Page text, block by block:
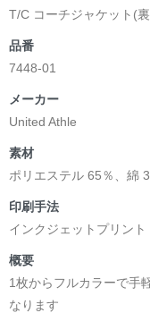
T/C コーチジャケット(
品番
7448-01
メーカー
United Athle
素材
ポリエステル 65％、綿
印刷手法
インクジェットプリント
概要
1枚からフルカラーで手
なります